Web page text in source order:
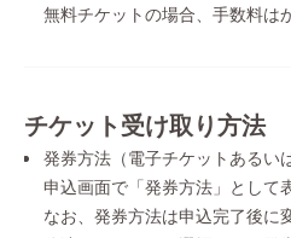
無料チケットの場合、手数料は
チケット受け取り方法
発券方法（電子チケットあるい
申込画面で「発券方法」として
なお、発券方法は申込完了後に